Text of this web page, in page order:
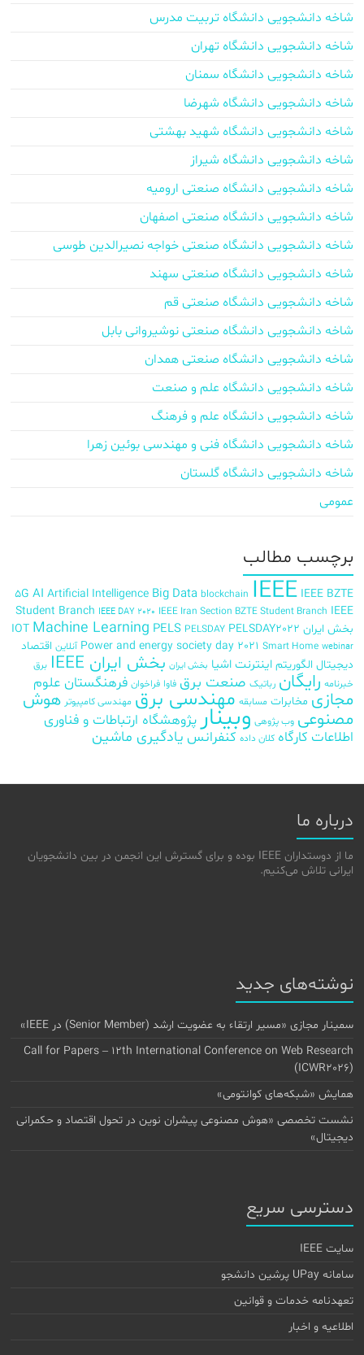
شاخه دانشجویی دانشگاه تربیت مدرس
شاخه دانشجویی دانشگاه تهران
شاخه دانشجویی دانشگاه سمنان
شاخه دانشجویی دانشگاه شهرضا
شاخه دانشجویی دانشگاه شهید بهشتی
شاخه دانشجویی دانشگاه شیراز
شاخه دانشجویی دانشگاه صنعتی ارومیه
شاخه دانشجویی دانشگاه صنعتی اصفهان
شاخه دانشجویی دانشگاه صنعتی خواجه نصیرالدین طوسی
شاخه دانشجویی دانشگاه صنعتی سهند
شاخه دانشجویی دانشگاه صنعتی قم
شاخه دانشجویی دانشگاه صنعتی نوشیروانی بابل
شاخه دانشجویی دانشگاه صنعتی همدان
شاخه دانشجویی دانشگاه علم و صنعت
شاخه دانشجویی دانشگاه علم و فرهنگ
شاخه دانشجویی دانشگاه فنی و مهندسی بوئین زهرا
شاخه دانشجویی دانشگاه گلستان
عمومی
برچسب‌ مطالب
5G AI Artificial Intelligence Big Data blockchain IEEE IEEE BZTE
Student Branch IEEE DAY 2020 IEEE Iran Section BZTE Student Branch IEEE
بخش ایران
IOT Machine Learning PELS PELSDAY PELSDAY2022
Power and energy society day 2021 Smart Home webinar آنلاین اقتصاد
دیجیتال الگوریتم اینترنت اشیا بخش ایران بخش ایران IEEE
برق
خبرنامه رایگان رباتیک صنعت برق فاوا فراخوان فرهنگستان علوم
مجازی مخابرات مسابقه مهندسی برق مهندسی کامپیوتر هوش
مصنوعی وب پژوهی وبینارپژوهشگاه ارتباطات و فناوری
اطلاعات کارگاه کلان داده کنفرانس یادگیری ماشین
درباره ما
ما از دوستداران IEEE بوده و برای گسترش این انجمن در بین دانشجویان
ایرانی تلاش می‌کنیم.
نوشته‌های جدید
سمینار مجازی «مسیر ارتقاء به عضویت ارشد (Senior Member) در IEEE»
Call for Papers – 12th International Conference on Web Research
(ICWR2026)
همایش «شبکه‌های کوانتومی»
نشست تخصصی «هوش مصنوعی پیشران نوین در تحول اقتصاد و حکمرانی
دیجیتال»
دسترسی سریع
سایت IEEE
سامانه UPay پرشین دانشجو
تعهدنامه خدمات و قوانین
اطلاعیه و اخبار